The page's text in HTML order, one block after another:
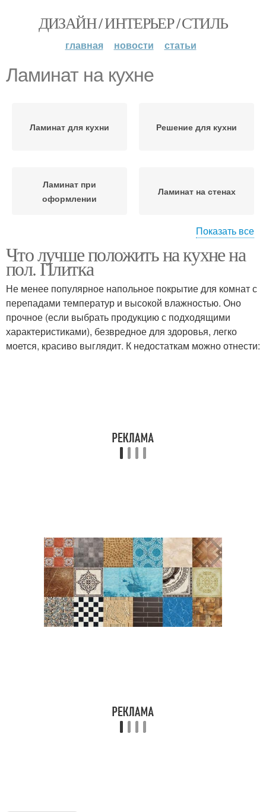
ДИЗАЙН / ИНТЕРЬЕР / СТИЛЬ
главная новости статьи
Ламинат на кухне
Ламинат для кухни Решение для кухни
Ламинат при
оформлении
Ламинат на стенах
Стен на кухне Ламинат на стене
Дизайн с ламинатом Плитка на кухне
Показать все
Что лучше положить на кухне на
пол. Плитка
Не менее популярное напольное покрытие для комнат с
перепадами температур и высокой влажностью. Оно
прочное (если выбрать продукцию с подходящими
характеристиками), безвредное для здоровья, легко
моется, красиво выглядит. К недостаткам можно отнести: